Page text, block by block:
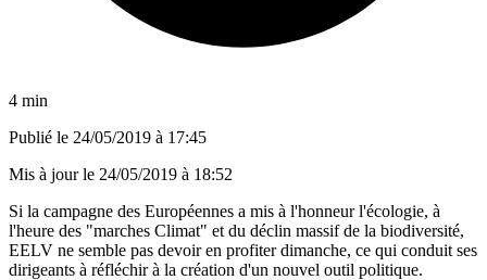
4 min
Publié le 24/05/2019 à 17:45
Mis à jour le 24/05/2019 à 18:52
Si la campagne des Européennes a mis à l'honneur l'écologie, à
l'heure des "marches Climat" et du déclin massif de la biodiversité,
EELV ne semble pas devoir en profiter dimanche, ce qui conduit ses
dirigeants à réfléchir à la création d'un nouvel outil politique.